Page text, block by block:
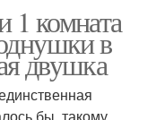
1 комната
в
двушка
бы, такому